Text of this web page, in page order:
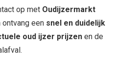
op met Oudijzermarkt
ontvang een snel en duidelijk
oud ijzer prijzen en de